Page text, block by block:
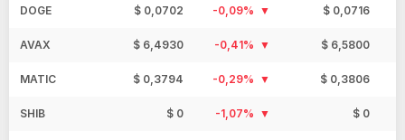
DOGE $ 0,0702 -0,09% $ 0,0716
AVAX $ 6,4930 -0,41% $ 6,5800
MATIC $ 0,3794 -0,29% $ 0,3806
SHIB $ 0 -1,07% $ 0